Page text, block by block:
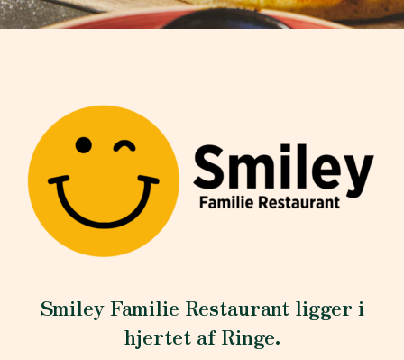
Smiley Familie Restaurant ligger i
hjertet af Ringe.